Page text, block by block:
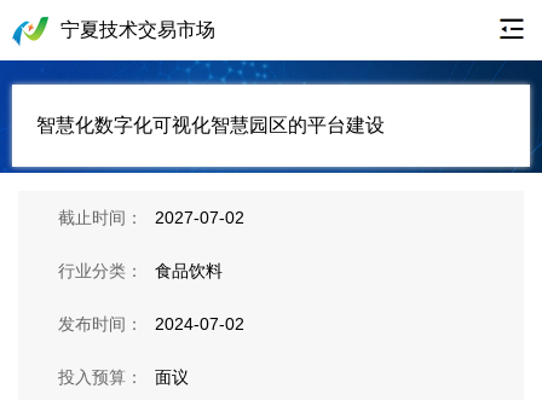
宁夏技术交易市场
智慧化数字化可视化智慧园区的平台建设
截止时间： 2027-07-02
行业分类： 食品饮料
发布时间： 2024-07-02
投入预算： 面议